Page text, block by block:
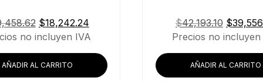
El
precio
original
era:
$19,458.62.
$18,242.24El
precio
actual
$18,242.24.
no incluyen IVA
AÑADIR AL CARRITO
$42,193.10 El
precio
original
era:
$
Precios no incluyen
AÑADIR AL CARRITO